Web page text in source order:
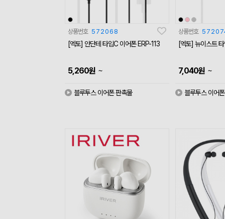
상품번호 572068
[엑토] 안단테 타입C 이어폰 ERP-113
5,260원 ~
블루투스 이어폰 판촉물
상품번호
[엑토] 뉴이스트
7,040원 ~
블루투스 이어